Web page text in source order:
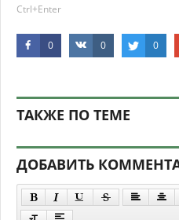
Ctrl+Enter
0 0 0
ТАКЖЕ ПО ТЕМЕ
ДОБАВИТЬ